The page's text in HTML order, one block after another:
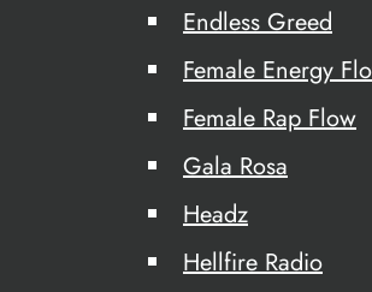
Endless Greed
Female Energy
Female Rap Flow
Gala Rosa
Headz
Hellfire Radio